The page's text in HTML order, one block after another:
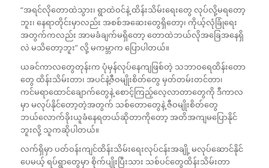
“အရင်လိုတောထဲသွား၊ ရွာထဲဝင်နဲ့ ထိန်းသိမ်းရေးတွေ လုပ်လို့မရတော့
ဘူး၊ နေရာတိုင်းမှာလည်း အစစ်အဆေးတွေရှိတော့၊ ကိုယ့်လုံခြုံရေး
အတွက်ကလည်း အာမခံချက်မရှိတော့ တောထဲဘယ်လိုအခြေအနေရှိ
လဲ မသိတော့ဘူး” လို့ မကမ္ဘာက ပြောပါတယ်။
ယခင်ကာလတွေတုန်းက ပုံမှန်လုပ်နေကျဖြစ်တဲ့ သဘာဝရေထိန်းတော
တွေ ထိန်းသိမ်းတာ၊ အပင်နဲ့ဇီဝမျိုးစိတ်တွေ မှတ်တမ်းတင်တာ၊
ကင်မရာထောင်ချောက်တွေနဲ့ စောင့်ကြည့်လေ့လာတာတွေကို ဒီကာလ
မှာ မလုပ်နိုင်တော့တဲ့အတွက် သစ်တောတွေနဲ့ ဇီဝမျိုးစိတ်တွေ
ဘယ်လောက်ခိုးယူခံနေရတယ်ဆိုတာကိုတော့ အတိအကျမပြောနိုင်
ဘူးလို့ သူကဆိုပါတယ်။
လက်ရှိမှာ ပတ်ဝန်းကျင်ထိန်းသိမ်းရေးလုပ်ငန်းအချို့ မလုပ်ဆောင်နိုင်
ပေမယ့် ရပ်ရွာတွေမှာ စိုက်ပျိုးပြီးသား သစ်ပင်တွေထိန်းသိမ်းတာ